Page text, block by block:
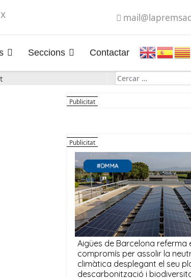
Seccions Contactar
Cerca